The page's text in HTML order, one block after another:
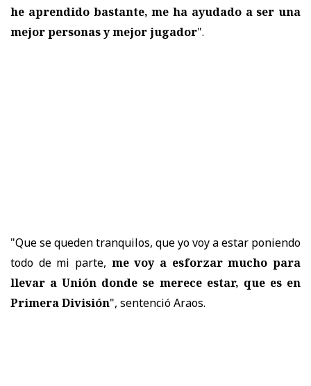
he aprendido bastante, me ha ayudado a ser una
mejor personas y mejor jugador".
"Que se queden tranquilos, que yo voy a estar poniendo
todo de mi parte, me voy a esforzar mucho para
llevar a Unión donde se merece estar, que es en
Primera División", sentenció Araos.